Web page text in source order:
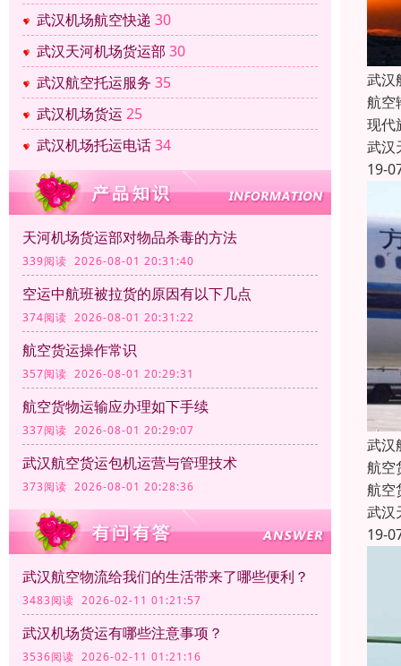
武汉机场航空快递 30
武汉天河机场货运部 30
武汉航空托运服务 35
武汉机场货运 25
武汉机场托运电话34
天河机场货运部对物品杀毒的方法
339阅读 2026-08-01 20:31:40
空运中航班被拉货的原因有以下几点
374阅读 2026-08-01 20:31:22
航空货运操作常识
357阅读 2026-08-01 20:29:31
航空货物运输应办理如下手续
337阅读 2026-08-01 20:29:07
武汉航空货运包机运营与管理技术
373阅读 2026-08-01 20:28:36
武汉航空物流给我们的生活带来了哪些便利？
3483阅读 2026-02-11 01:21:57
武汉机场货运有哪些注意事项？
3536阅读 2026-02-11 01:21:16
武汉
航空
现代
武汉
19-
武汉
航空
航空
武汉
19-